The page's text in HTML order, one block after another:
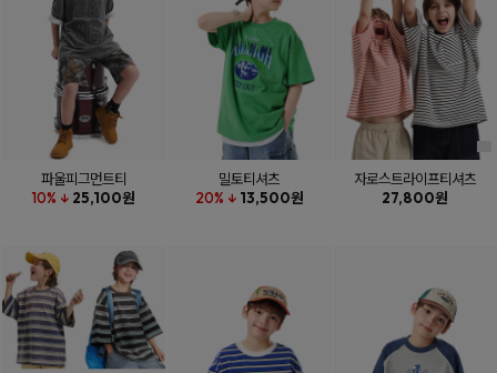
파울피그먼트티
10% ↓ 25,100원
밀토티셔츠
20% ↓ 13,500원
자로스트라이프티셔츠
27,800원